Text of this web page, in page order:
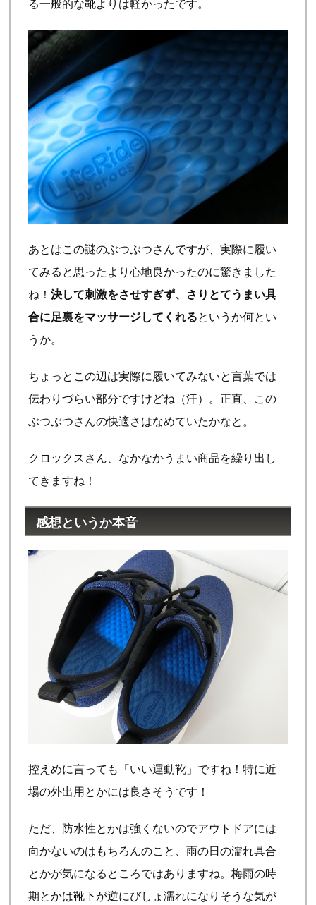
る一般的な靴よりは軽かったです。
あとはこの謎のぶつぶつさんですが、実際に履い
てみると思ったより心地良かったのに驚きました
ね！決して刺激をさせすぎず、さりとてうまい具
合に足裏をマッサージしてくれるというか何とい
うか。
ちょっとこの辺は実際に履いてみないと言葉では
伝わりづらい部分ですけどね（汗）。正直、この
ぶつぶつさんの快適さはなめていたかなと。
クロックスさん、なかなかうまい商品を繰り出し
てきますね！
感想というか本音
控えめに言っても「いい運動靴」ですね！特に近
場の外出用とかには良さそうです！
ただ、防水性とかは強くないのでアウトドアには
向かないのはもちろんのこと、雨の日の濡れ具合
とかが気になるところではありますね。梅雨の時
期とかは靴下が逆にびしょ濡れになりそうな気が